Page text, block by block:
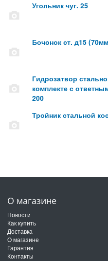
Угольник чуг. 25
Бочонок ст. д15
Гидрозатвор
комплекте с
200
Тройник стальной
О магазине
Новости
Как купить
Доставка
О магазине
Гарантия
Контакты